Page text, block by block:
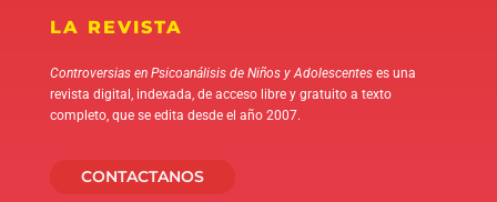
LA REVISTA
Controversias en Psicoanálisis de Niños y Adolescenteses una
revista digital, indexada, de acceso libre y gratuito a texto
completo, que se edita desde el año 2007.
CONTACTANOS